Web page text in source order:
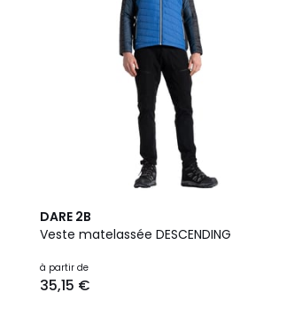
DARE 2B
Veste matelassée DESCENDING
à partir de
35,15 €